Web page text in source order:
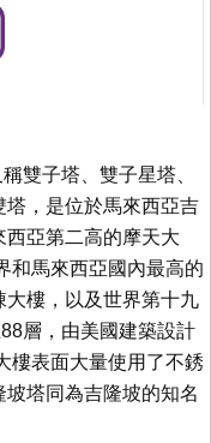
雙子塔、雙子星塔、
塔，是位於馬來西亞吉
亞第二高的摩天大
和馬來西亞國內最高的
大樓，以及世界第十九
層，由美國建築設計
樓表面大量使用了不銹
塔同為吉隆坡的知名